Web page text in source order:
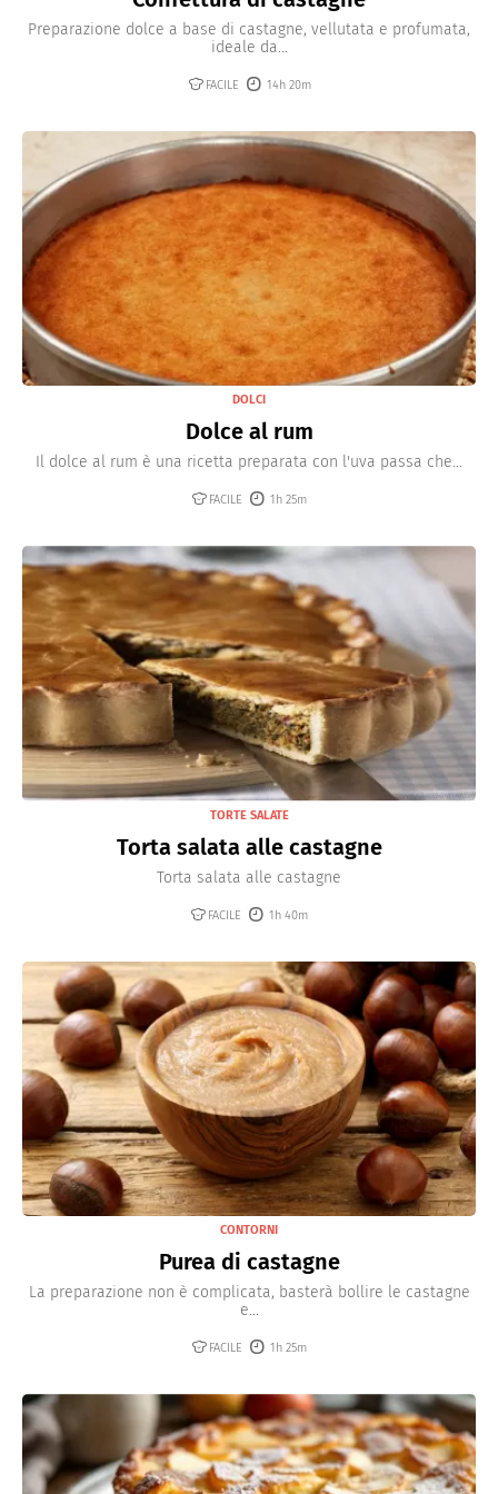
Preparazione dolce a base di castagne, vellutata e profumata,
ideale da...
FACILE 14h 20m
DOLCI
Dolce al rum
Il dolce al rum è una ricetta preparata con l'uva passa che...
FACILE 1h 25m
TORTE SALATE
Torta salata alle castagne
Torta salata alle castagne
FACILE 1h 40m
CONTORNI
Purea di castagne
La preparazione non è complicata, basterà bollire le castagne
e...
FACILE 1h 25m